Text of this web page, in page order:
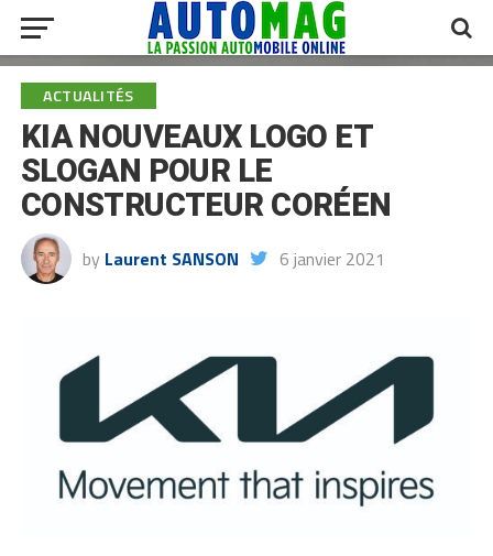
ACTUALITÉS
KIA NOUVEAUX LOGO ET
SLOGAN POUR LE
CONSTRUCTEUR CORÉEN
by Laurent SANSON 6 janvier 2021